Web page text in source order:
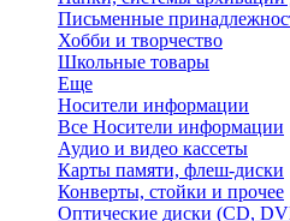
Письменные
Хобби и творчество
Школьные товары
Еще
Носители информации
Все Носители информации
Аудио и видео кассеты
Карты памяти, флеш-диски
Конверты, стойки и прочее
Оптические диски (CD,